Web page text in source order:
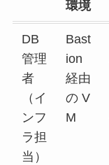
環境
DB
管理
者
（イ
ンフ
ラ担
当）
Bast
ion
経由
の V
M